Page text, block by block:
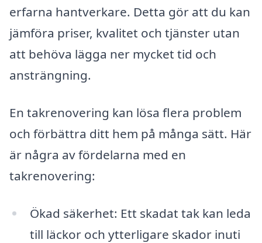
erfarna hantverkare. Detta gör att du kan
jämföra priser, kvalitet och tjänster utan
att behöva lägga ner mycket tid och
ansträngning.
En takrenovering kan lösa flera problem
och förbättra ditt hem på många sätt. Här
är några av fördelarna med en
takrenovering:
Ökad säkerhet: Ett skadat tak kan leda
till läckor och ytterligare skador inuti